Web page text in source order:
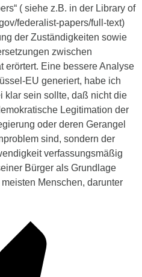
( siehe z.B. in der Library of
federalist-papers/full-text)
der Zuständigkeiten sowie
zwischen
erörtert. Eine bessere Analyse
EU generiert, habe ich
klar sein sollte, daß nicht die
Legitimation der
oder deren Gerangel
sind, sondern der
verfassungsmäßig
Bürger als Grundlage
Menschen, darunter